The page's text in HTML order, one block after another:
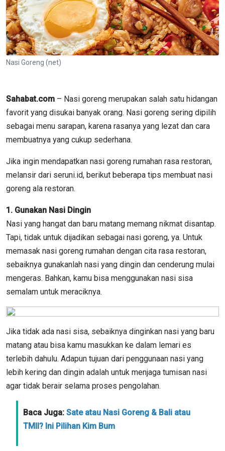
Nasi Goreng (net)
Sahabat.com – Nasi goreng merupakan salah satu hidangan
favorit yang disukai banyak orang. Nasi goreng sering dipilih
sebagai menu sarapan, karena rasanya yang lezat dan cara
membuatnya yang cukup sederhana.
Jika ingin mendapatkan nasi goreng rumahan rasa restoran,
melansir dari seruni.id, berikut beberapa tips membuat nasi
goreng ala restoran.
1. Gunakan Nasi Dingin
Nasi yang hangat dan baru matang memang nikmat disantap.
Tapi, tidak untuk dijadikan sebagai nasi goreng, ya. Untuk
memasak nasi goreng rumahan dengan cita rasa restoran,
sebaiknya gunakanlah nasi yang dingin dan cenderung mulai
mengeras. Bahkan, kamu bisa menggunakan nasi sisa
semalam untuk meraciknya.
Jika tidak ada nasi sisa, sebaiknya dinginkan nasi yang baru
matang atau bisa kamu masukkan ke dalam lemari es
terlebih dahulu. Adapun tujuan dari penggunaan nasi yang
lebih kering dan dingin adalah untuk menjaga tumisan nasi
agar tidak berair selama proses pengolahan.
Baca Juga: Sate atau Nasi Goreng & Bali atau
TMII? Ini Pilihan Kim Bum